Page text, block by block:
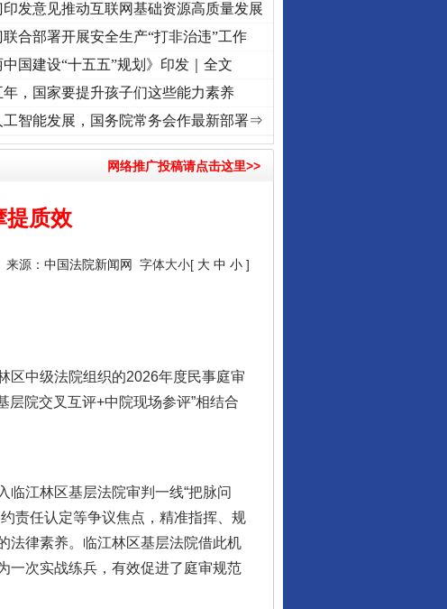
使命 奋进复兴征程丨“转折之城”激荡..·[视频]牢记初心使命 奋进复兴征程丨红船起航处 潮起..
印发意见推动互联网基础资源高质量发展
联合部署开展安全生产“打非治违”工作
中国建设“十五五”规划》印发｜全文
年，国家要提升孩子们这些能力素养
工智能发展，国务院常务会作最新部署⇒
网络推广投稿请点击这里>>
提质效
源： 中国法院新闻网 字体大小[ 大 中 小 ]
区中级法院组织的2026年度民事庭审
层院交叉互评+中院现场参评”相结合
江林区基层法院审判一线“把脉问
责任认定等争议焦点，精准指挥、规
法律素养。临江林区基层法院借此机
一次实战练兵，有效促进了庭审规范